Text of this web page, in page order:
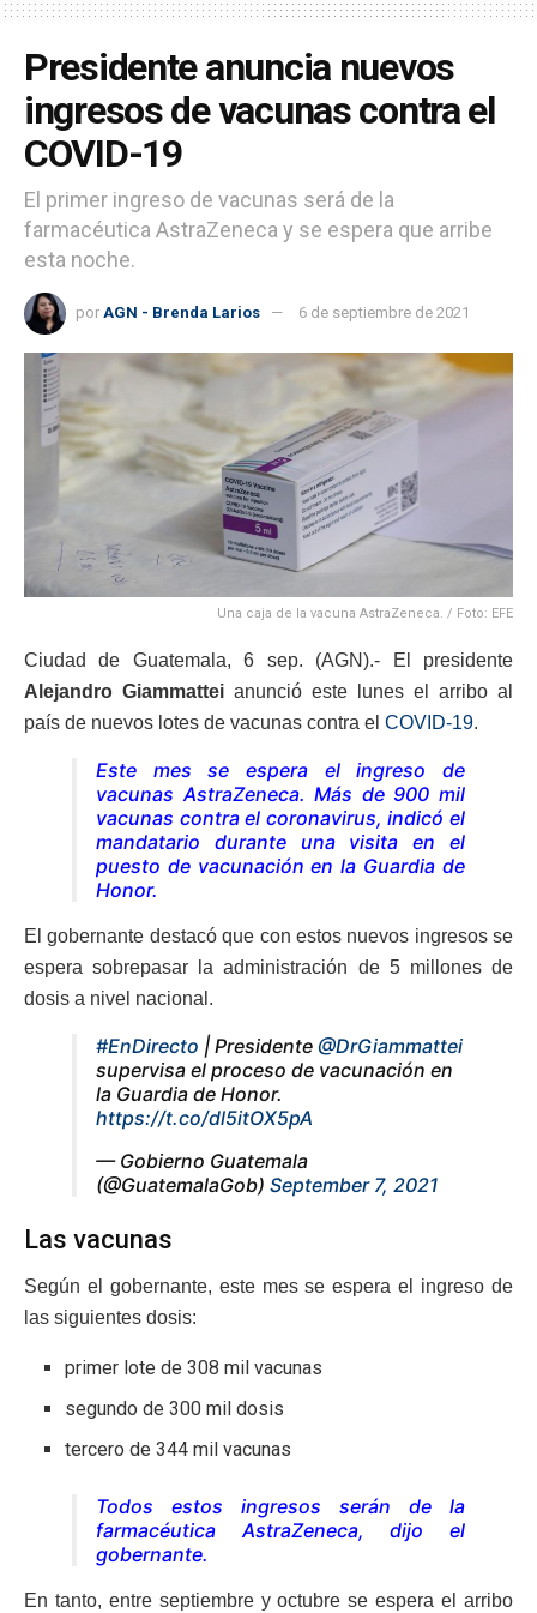
Presidente anuncia nuevos
ingresos de vacunas contra el
COVID-19
El primer ingreso de vacunas será de la
farmacéutica AstraZeneca y se espera que arribe
esta noche.
por AGN - Brenda Larios 6 de septiembre de 2021
Una caja de la vacuna AstraZeneca. / Foto: EFE
Ciudad de Guatemala, 6 sep. (AGN).- El presidente
Alejandro Giammattei anunció este lunes el arribo al
país de nuevos lotes de vacunas contra el COVID-19.
Este mes se espera el ingreso de
vacunas AstraZeneca. Más de 900 mil
vacunas contra el coronavirus, indicó el
mandatario durante una visita en el
puesto de vacunación en la Guardia de
Honor.
El gobernante destacó que con estos nuevos ingresos se
espera sobrepasar la administración de 5 millones de
dosis a nivel nacional.
#EnDirecto | Presidente @DrGiammattei
supervisa el proceso de vacunación en
la Guardia de Honor.
https://t.co/dl5itOX5pA
— Gobierno Guatemala
(@GuatemalaGob) September 7, 2021
Las vacunas
Según el gobernante, este mes se espera el ingreso de
las siguientes dosis:
primer lote de 308 mil vacunas
segundo de 300 mil dosis
tercero de 344 mil vacunas
Todos estos ingresos serán de la
farmacéutica AstraZeneca, dijo el
gobernante.
En tanto, entre septiembre y octubre se espera el arribo